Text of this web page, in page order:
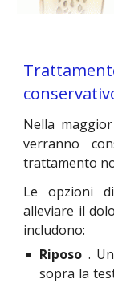
Nella
verranno
trattamento
Le opzioni
alleviare il
includono:
Riposo .
sopra la